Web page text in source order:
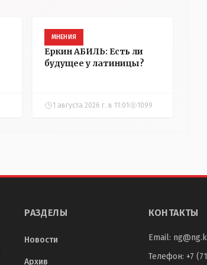
МНЕНИЯ
Еркин АБИЛЬ: Есть ли
будущее у латиницы?
1 августа 2026 г. в 11:01 1099
РАЗДЕЛЫ
Новости
Архив
КОНТАКТЫ
Email:
Телефон: +7